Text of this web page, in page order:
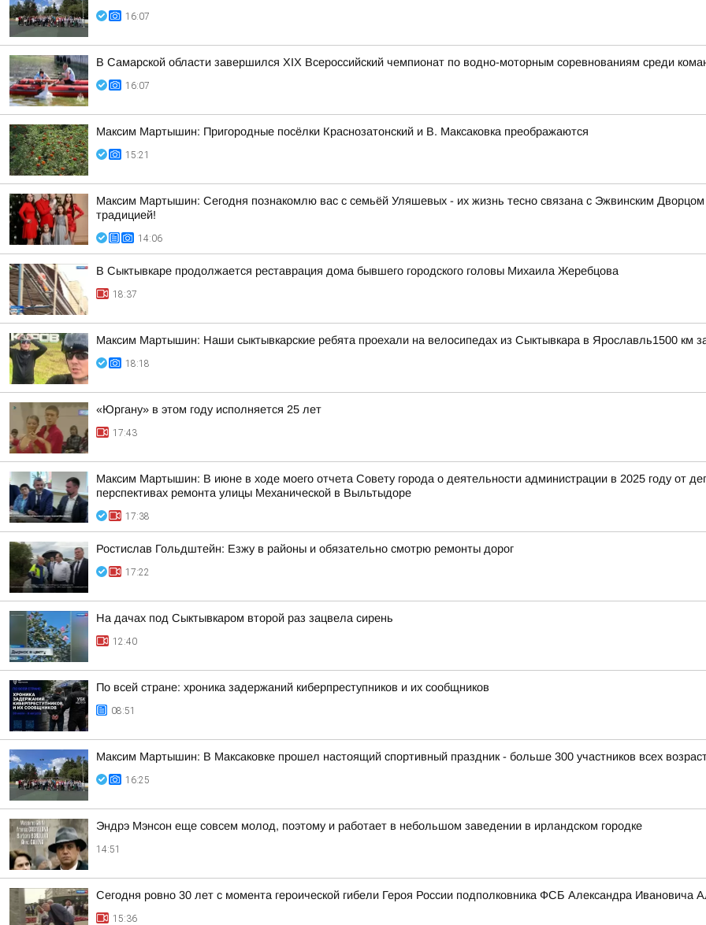
16:07
В Самарской области завершился XIХ Всероссийский чемпионат по водно-моторным соревнованиям среди
16:07
Максим Мартышин: Пригородные посёлки Краснозатонский и В. Максаковка преображаются
15:21
Максим Мартышин: Сегодня познакомлю вас с семьёй Уляшевых - их жизнь тесно связана с Эжвинским
традицией!
14:06
В Сыктывкаре продолжается реставрация дома бывшего городского головы Михаила Жеребцова
18:37
Максим Мартышин: Наши сыктывкарские ребята проехали на велосипедах из Сыктывкара в Ярославль1500 км
18:18
«Юргану» в этом году исполняется 25 лет
17:43
Максим Мартышин: В июне в ходе моего отчета Совету города о деятельности администрации в 2025 году от
перспективах ремонта улицы Механической в Выльтыдоре
17:38
Ростислав Гольдштейн: Езжу в районы и обязательно смотрю ремонты дорог
17:22
На дачах под Сыктывкаром второй раз зацвела сирень
12:40
По всей стране: хроника задержаний киберпреступников и их сообщников
08:51
Максим Мартышин: В Максаковке прошел настоящий спортивный праздник - больше 300 участников всех
16:25
Эндрэ Мэнсон еще совсем молод, поэтому и работает в небольшом заведении в ирландском городке
14:51
Сегодня ровно 30 лет с момента героической гибели Героя России подполковника ФСБ Александра Ивановича
15:36